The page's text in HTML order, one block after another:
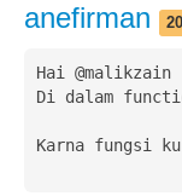
anefirman
Hai @malikzain
Di dalam
Karna fungsi